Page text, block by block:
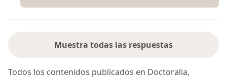
Muestra todas las respuestas
Todos los contenidos publicados en Doctoralia,